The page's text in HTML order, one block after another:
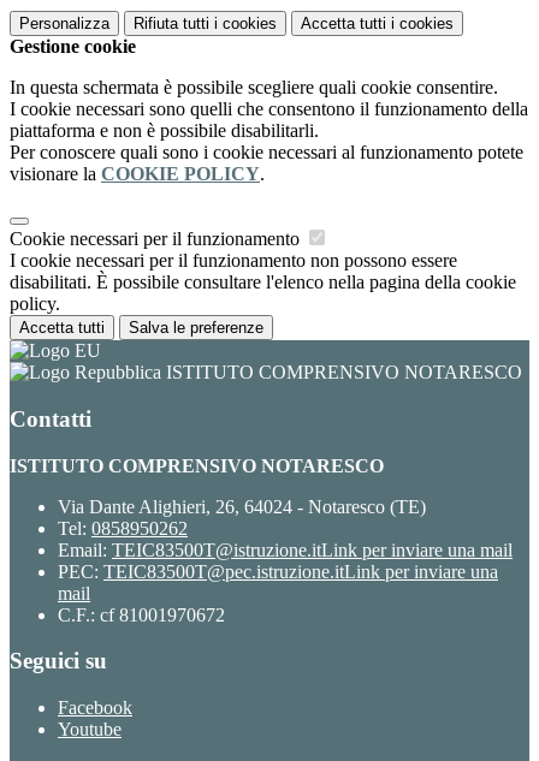
Personalizza Rifiuta tutti i cookies Accetta tutti i cookies
Gestione cookie
In questa schermata è possibile scegliere quali cookie consentire.
I cookie necessari sono quelli che consentono il funzionamento della
piattaforma e non è possibile disabilitarli.
Per conoscere quali sono i cookie necessari al funzionamento potete
visionare la COOKIE POLICY.
Cookie necessari per il funzionamento
I cookie necessari per il funzionamento non possono essere
disabilitati. È possibile consultare l'elenco nella pagina della cookie
policy.
Accetta tutti Salva le preferenze
ISTITUTO COMPRENSIVO NOTARESCO
Contatti
ISTITUTO COMPRENSIVO NOTARESCO
Via Dante Alighieri, 26, 64024 - Notaresco (TE)
Tel: 0858950262
Email: TEIC83500T@istruzione.itLink per inviare una mail
PEC: TEIC83500T@pec.istruzione.itLink per inviare una
mail
C.F.: cf 81001970672
Seguici su
Facebook
Youtube